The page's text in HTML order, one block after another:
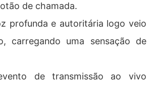
de chamada.
profunda e autoritária logo veio
carregando uma sensação de
de transmissão ao vivo